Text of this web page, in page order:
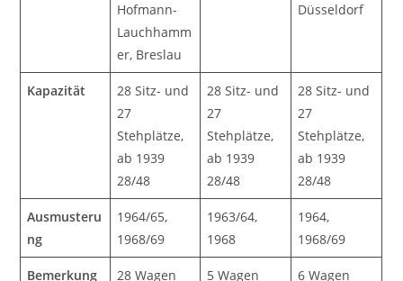
Hofmann-
Lauchhamm
er, Breslau
Düsseldorf
Kapazität
28 Sitz- und
27
Stehplätze,
ab 1939
28/48
28 Sitz- und
27
Stehplätze,
ab 1939
28/48
28 Sitz- und
27
Stehplätze,
ab 1939
28/48
Ausmusteru
ng
1964/65,
1968/69
1963/64,
1968
1964,
1968/69
Bemerkung
28 Wagen
5 Wagen
6 Wagen